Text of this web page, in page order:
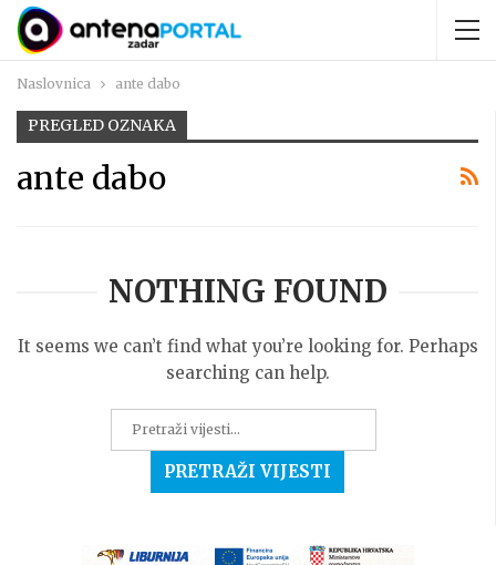
Naslovnica ante dabo
PREGLED OZNAKA
ante dabo
NOTHING FOUND
It seems we can’t find what you’re looking for. Perhaps
searching can help.